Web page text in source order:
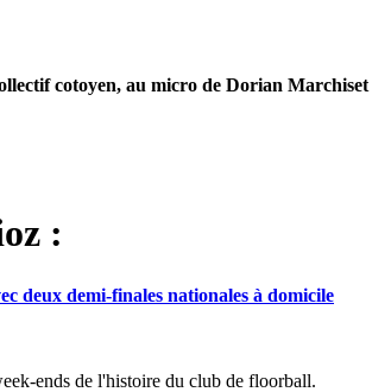
cotoyen, au micro de Dorian Marchiset
:
deux demi-finales nationales à domicile
ends de l'histoire du club de floorball.